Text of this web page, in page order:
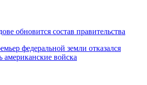
обновится состав правительства
федеральной земли отказался
американские войска